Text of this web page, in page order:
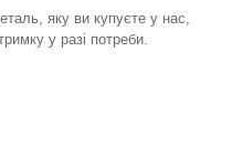
яку ви купуєте у нас,
у разі потреби.